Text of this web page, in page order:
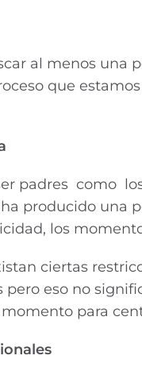
al menos una
que
padres como
producido una
los
ciertas
pero eso no
para